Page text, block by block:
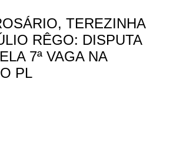
TEREZINHA
RÊGO: DISPUTA
7ª VAGA NA
PL